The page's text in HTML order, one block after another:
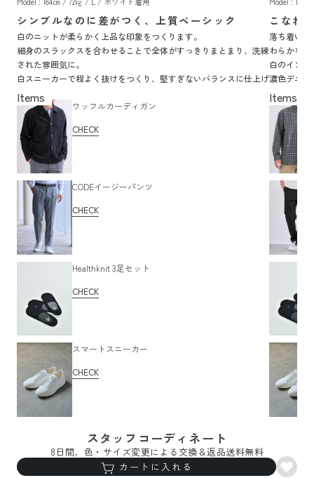
8日間、色・サイズ変更による交換＆返品送料無料
カートに入れる
シンプルなのに差がつく、上質ベーシック
白のニットが柔らかく上品な印象をつくります。
細身のスラックスを合わせることで全体がすっきりまとまり、洗練
された雰囲気に。
白スニーカーで程よく抜けをつくり、堅すぎないバランスに仕上げ
ました。
ワッフルカーディガン
CHECK
CODEイージーパンツ
CHECK
Healthknit 3足セット
CHECK
スマートスニーカー
CHECK
こなれ
落ち着いた
わらかな
白のイン
濃色デニ
い仕上がり
スタッフコーディネート